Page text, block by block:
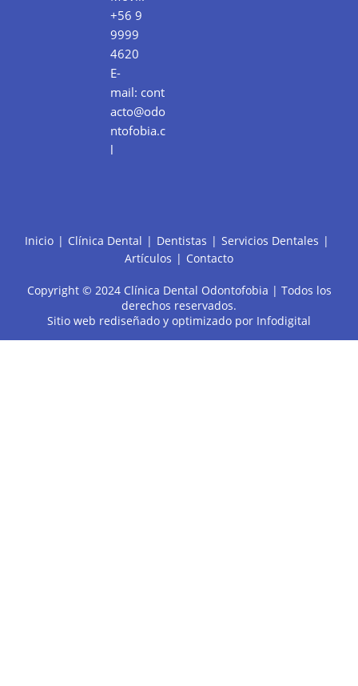
+56 9
9999
4620
E-
mail: cont
acto@odo
ntofobia.c
l
Inicio Clínica Dental Dentistas
Servicios Dentales
Artículos
Contacto
Copyright © 2024 Clínica Dental Odontofobia | Todos los
derechos reservados.
Sitio web rediseñado y optimizado por Infodigital